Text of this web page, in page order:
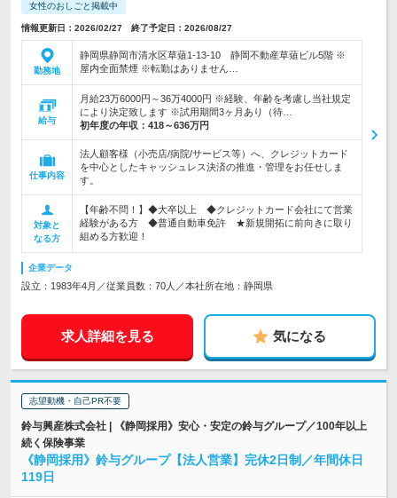
女性のおしごと掲載中
情報更新日：2026/02/27 終了予定日：2026/08/27
勤務地
静岡県静岡市清水区草薙1-13-10 静岡不動産草薙ビル5階 ※
屋内全面禁煙 ※転勤はありません…
給与
月給23万6000円～36万4000円 ※経験、年齢を考慮し当社規定
により決定致します ※試用期間3ヶ月あり（待…
初年度の年収： 418～636万円
仕事内容
法人顧客様（小売店/病院/サービス等）へ、クレジットカード
を中心としたキャッシュレス決済の推進・管理をお任せしま
す。
対象と
なる方
【年齢不問！】◆大卒以上 ◆クレジットカード会社にて営業
経験がある方 ◆普通自動車免許 ★新規開拓に前向きに取り
組める方歓迎！
企業データ
設立：1983年4月／従業員数：70人／本社所在地：静岡県
求人詳細を見る 気になる
志望動機・自己PR不要
鈴与興産株式会社 | 《静岡採用》安心・安定の鈴与グループ／100年以上
続く保険事業
《静岡採用》鈴与グループ【法人営業】完休2日制／年間休日
119日